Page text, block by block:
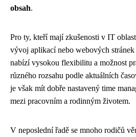
obsah.
Pro ty, kteří mají zkušenosti v IT
vývoj aplikací nebo webových stránek
nabízí vysokou flexibilitu a možnost
různého rozsahu podle aktuálních
je však mít dobře nastavený time
mezi pracovním a rodinným životem.
V neposlední řadě se mnoho rodičů